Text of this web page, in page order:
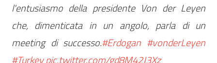
l'entusiasmo della presidente Von der Leyen
che, dimenticata in un angolo, parla di un
meeting di successo.#Erdogan #vonderLeyen
#Turkeypic.twitter.com/gd8M42J3Xz